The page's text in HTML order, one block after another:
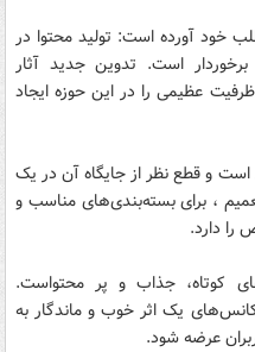
خود آورده است: تولید محتوا در
است. تدوین جدید آثار
عظیمی را در این حوزه ایجاد
و قطع نظر از جایگاه آن در یک
، برای بسته‌بندی‌های مناسب و
را دارد.
کوتاه، جذاب و پر محتواست.
یک اثر خوب و ماندگار به
عرضه شود.